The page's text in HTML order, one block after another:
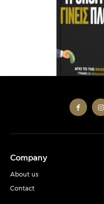
Company
About us
Contact